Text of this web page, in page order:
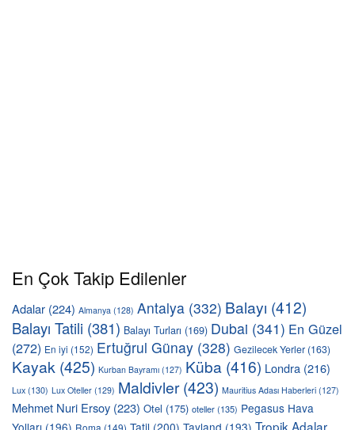
En Çok Takip Edilenler
Adalar (224) Almanya (128) Antalya (332) Balayı (412)
Balayı Tatili (381) Balayı Turları (169) Dubai (341) En Güzel
(272) En iyi (152) Ertuğrul Günay (328) Gezilecek Yerler (163)
Kayak (425) Kurban Bayramı (127) Küba (416) Londra (216)
Lux (130) Lux Oteller (129) Maldivler(423) Mauritius Adası Haberleri (127)
Mehmet Nuri Ersoy (223) Otel (175) oteller(135) Pegasus Hava
Yolları (196) Roma (149) Tatil (200) Tayland (193) Tropik Adalar